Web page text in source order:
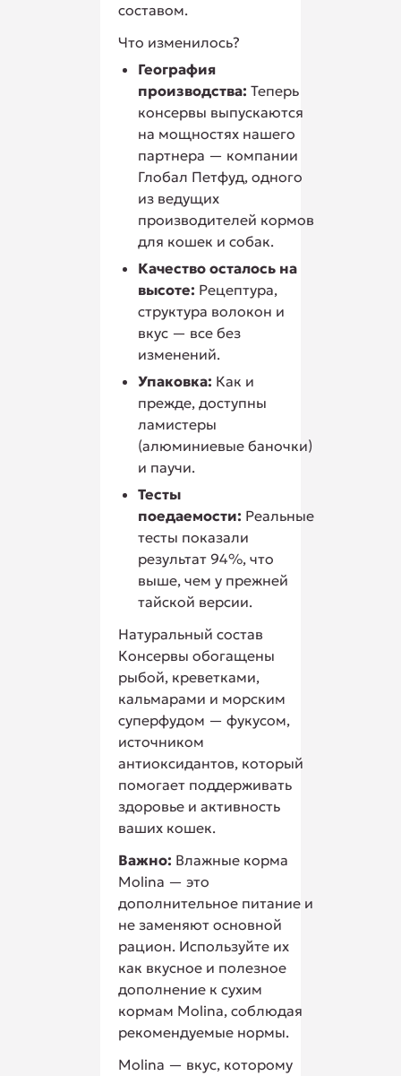
составом.
Что изменилось?
География
производства: Теперь
консервы выпускаются
на мощностях нашего
партнера — компании
Глобал Петфуд, одного
из ведущих
производителей кормов
для кошек и собак.
Качество осталось на
высоте: Рецептура,
структура волокон и
вкус — все без
изменений.
Упаковка: Как и
прежде, доступны
ламистеры
(алюминиевые баночки)
и паучи.
Тесты
поедаемости: Реальные
тесты показали
результат 94%, что
выше, чем у прежней
тайской версии.
Натуральный состав
Консервы обогащены
рыбой, креветками,
кальмарами и морским
суперфудом — фукусом,
источником
антиоксидантов, который
помогает поддерживать
здоровье и активность
ваших кошек.
Важно: Влажные корма
Molina — это
дополнительное питание и
не заменяют основной
рацион. Используйте их
как вкусное и полезное
дополнение к сухим
кормам Molina, соблюдая
рекомендуемые нормы.
Molina — вкус, которому